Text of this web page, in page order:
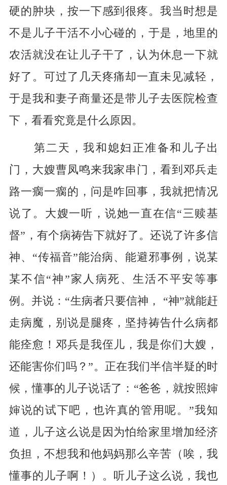
硬的肿块，按一下感到很疼。我当时想是
不是儿子干活不小心碰的，于是，地里的
农活就没在让儿子干了，认为休息一下就
好了。可过了几天疼痛却一直未见减轻，
于是我和妻子商量还是带儿子去医院检查
下，看看究竟是什么原因。
第二天，我和媳妇正准备和儿子出
门，大嫂曹凤鸣来我家串门，看到邓兵走
路一瘸一瘸的，问是咋回事，我就把情况
说了。大嫂一听，说她一直在信“三赎基
督”，有个病祷告下就好了。还说了许多信
神、“传福音”能治病、能避邪事例，说某
某不信“神”家人病死、生活不平安等事
例。并说：“生病者只要信神， “神”就能赶
走病魔，别说是腿疼，坚持祷告什么病都
能痊愈！邓兵是我侄儿，我是你们大嫂，
还能害你们吗？”。正在我们半信半疑的时
候，懂事的儿子说话了：“爸爸，就按照婶
婶说的试下吧，也许真的管用呢。”我知
道，儿子这么说是因为怕给家里增加经济
负担，不想我和他妈妈那么辛苦（唉，我
懂事的儿子啊！）。听儿子这么说，我也